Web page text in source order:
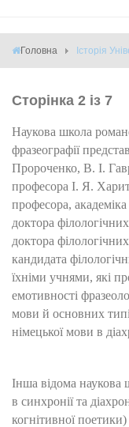
Головна Історія
Сторінка 2 із 7
Наукова школа
фразеографії
Пророченко, В. І.
професора І. Я.
професора,
доктора
доктора
кандидата
їхніми учнями, які
емотивності
мови й основних
німецької мови в
Інша відома наукова
в синхронії та
когнітивної